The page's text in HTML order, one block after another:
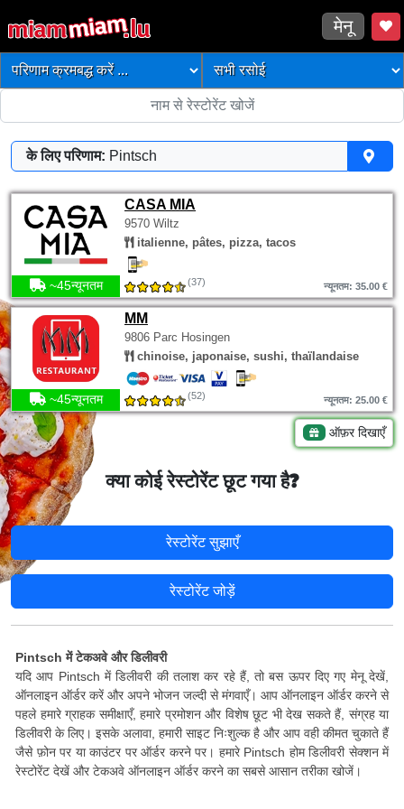
मेनू
के लिए परिणाम: Pintsch
CASA MIA
9570 Wiltz
italienne, pâtes, pizza, tacos
~45न्यूनतम (37) न्यूनतम: 35.00 €
MM
9806 Parc Hosingen
chinoise, japonaise, sushi, thaïlandaise
~45न्यूनतम (52) न्यूनतम: 25.00 €
ऑफ़र दिखाएँ
क्या कोई रेस्टोरेंट छूट गया है?
रेस्टोरेंट सुझाएँ
रेस्टोरेंट जोड़ें
Pintsch में टेकअवे और डिलीवरी
यदि आप Pintsch में डिलीवरी की तलाश कर रहे हैं, तो बस ऊपर दिए गए मेनू देखें,
ऑनलाइन ऑर्डर करें और अपने भोजन जल्दी से मंगवाएँ। आप ऑनलाइन ऑर्डर करने से
पहले हमारे ग्राहक समीक्षाएँ, हमारे प्रमोशन और विशेष छूट भी देख सकते हैं, संग्रह या
डिलीवरी के लिए। इसके अलावा, हमारी साइट निःशुल्क है और आप वही कीमत चुकाते हैं
जैसे फ़ोन पर या काउंटर पर ऑर्डर करने पर। हमारे Pintsch होम डिलीवरी सेक्शन में
रेस्टोरेंट देखें और टेकअवे ऑनलाइन ऑर्डर करने का सबसे आसान तरीका खोजें।